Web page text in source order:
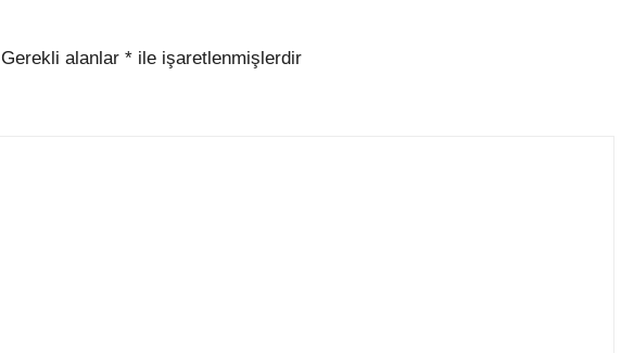
Gerekli alanlar * ile işaretlenmişlerdir